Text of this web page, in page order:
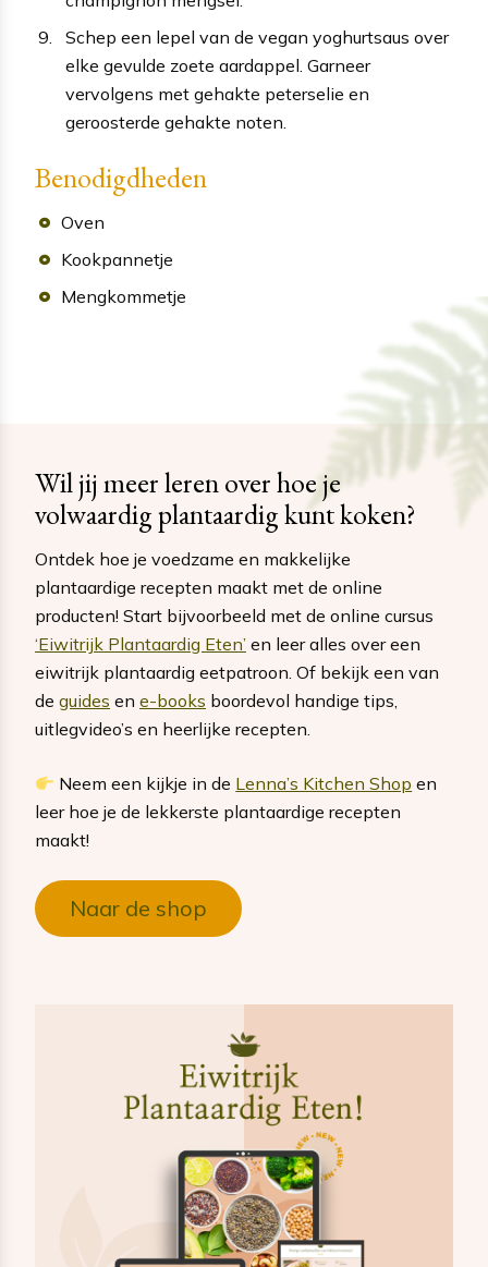
Schep een lepel van de vegan yoghurtsaus over
elke gevulde zoete aardappel. Garneer
vervolgens met gehakte peterselie en
geroosterde gehakte noten.
Benodigdheden
Oven
Kookpannetje
Mengkommetje
Wil jij meer leren over hoe je
volwaardig plantaardig kunt koken?
Ontdek hoe je voedzame en makkelijke
plantaardige recepten maakt met de online
producten! Start bijvoorbeeld met de online cursus
‘Eiwitrijk Plantaardig Eten’ en leer alles over een
eiwitrijk plantaardig eetpatroon. Of bekijk een van
de guides en e-books boordevol handige tips,
uitlegvideo’s en heerlijke recepten.
Neem een kijkje in de Lenna’s Kitchen Shop en
leer hoe je de lekkerste plantaardige recepten
maakt!
Naar de shop